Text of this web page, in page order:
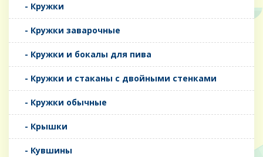
- Кружки
- Кружки заварочные
- Кружки и бокалы для пива
- Кружки и стаканы с двойными стенками
- Кружки обычные
- Крышки
- Кувшины